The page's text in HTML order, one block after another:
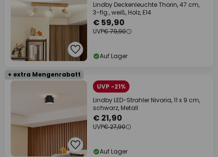
Lindby Deckenleuchte Thorin, 47 cm,
3-flg., weiß, Holz, E14
€ 59,90
UVP€ 79,90
Auf Lager
+ extra Mengenrabatt
UVP -21%
Lindby LED-Strahler Nivoria, 11 x 9 cm,
schwarz, Metall
€ 21,90
UVP€ 27,90
Auf Lager